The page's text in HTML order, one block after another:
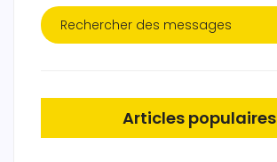
Articles populaires